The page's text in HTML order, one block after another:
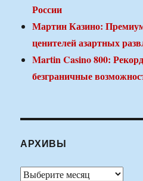
России
Мартин Казино:
ценителей азартных
Martin Casino 800:
безграничные
АРХИВЫ
Архивы